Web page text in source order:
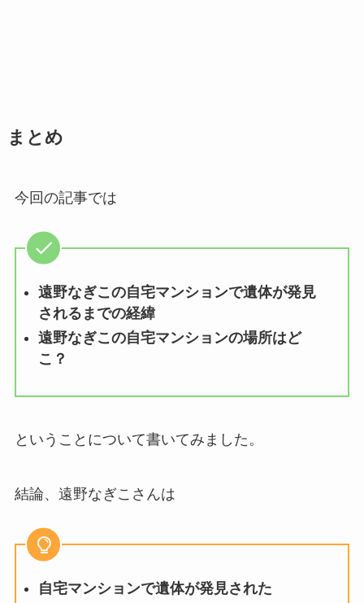
まとめ
今回の記事では
遠野なぎこの自宅マンションで遺体が発見
されるまでの経緯
遠野なぎこの自宅マンションの場所はど
こ？
ということについて書いてみました。
結論、遠野なぎこさんは
自宅マンションで遺体が発見された